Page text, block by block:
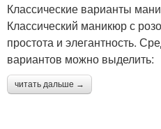
Классические варианты
Классический маникюр с
простота и элегантность.
вариантов можно выделить:
читать дальше →